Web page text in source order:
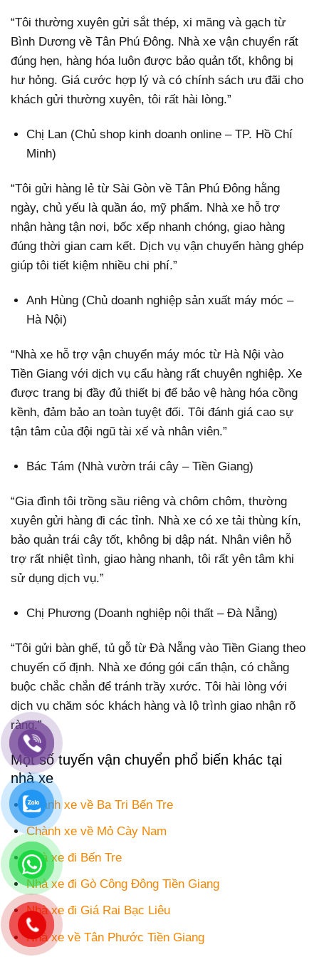
“Tôi thường xuyên gửi sắt thép, xi măng và gạch từ
Bình Dương về Tân Phú Đông. Nhà xe vận chuyển rất
đúng hẹn, hàng hóa luôn được bảo quản tốt, không bị
hư hỏng. Giá cước hợp lý và có chính sách ưu đãi cho
khách gửi thường xuyên, tôi rất hài lòng.”
Chị Lan (Chủ shop kinh doanh online – TP. Hồ Chí
Minh)
“Tôi gửi hàng lẻ từ Sài Gòn về Tân Phú Đông hằng
ngày, chủ yếu là quần áo, mỹ phẩm. Nhà xe hỗ trợ
nhận hàng tận nơi, bốc xếp nhanh chóng, giao hàng
đúng thời gian cam kết. Dịch vụ vận chuyển hàng ghép
giúp tôi tiết kiệm nhiều chi phí.”
Anh Hùng (Chủ doanh nghiệp sản xuất máy móc –
Hà Nội)
“Nhà xe hỗ trợ vận chuyển máy móc từ Hà Nội vào
Tiền Giang với dịch vụ cẩu hàng rất chuyên nghiệp. Xe
được trang bị đầy đủ thiết bị để bảo vệ hàng hóa cồng
kềnh, đảm bảo an toàn tuyệt đối. Tôi đánh giá cao sự
tận tâm của đội ngũ tài xế và nhân viên.”
Bác Tám (Nhà vườn trái cây – Tiền Giang)
“Gia đình tôi trồng sầu riêng và chôm chôm, thường
xuyên gửi hàng đi các tỉnh. Nhà xe có xe tải thùng kín,
bảo quản trái cây tốt, không bị dập nát. Nhân viên hỗ
trợ rất nhiệt tình, giao hàng nhanh, tôi rất yên tâm khi
sử dụng dịch vụ.”
Chị Phương (Doanh nghiệp nội thất – Đà Nẵng)
“Tôi gửi bàn ghế, tủ gỗ từ Đà Nẵng vào Tiền Giang theo
chuyến cố định. Nhà xe đóng gói cẩn thận, có chằng
buộc chắc chắn để tránh trầy xước. Tôi hài lòng với
dịch vụ chăm sóc khách hàng và lộ trình giao nhận rõ
ràng.”
Một số tuyến vận chuyển phổ biến khác tại
nhà xe
Chành xe về Ba Tri Bến Tre
Chành xe về Mỏ Cày Nam
Nhà xe đi Bến Tre
Nhà xe đi Gò Công Đông Tiền Giang
Nhà xe đi Giá Rai Bạc Liêu
Nhà xe về Tân Phước Tiền Giang